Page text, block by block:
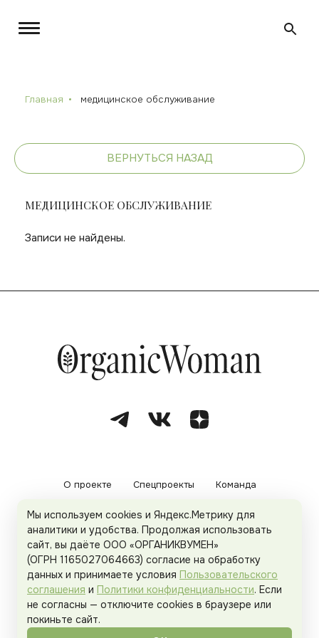
Главная медицинское обслуживание
ВЕРНУТЬСЯ НАЗАД
МЕДИЦИНСКОЕ ОБСЛУЖИВАНИЕ
Записи не найдены.
О проекте Спецпроекты Команда
Рекламодателям Политика конфиденциальности
Пользовательское соглашение
Organicwoman.ru . Все права защищены.
Мы используем cookies и Яндекс.Метрику для
аналитики и удобства. Продолжая использовать
сайт, вы даёте ООО «ОРГАНИКВУМЕН»
(ОГРН 1165027064663) согласие на обработку
данных и принимаете условия Пользовательского
соглашения и Политики конфиденциальности. Если
не согласны — отключите cookies в браузере или
покиньте сайт.